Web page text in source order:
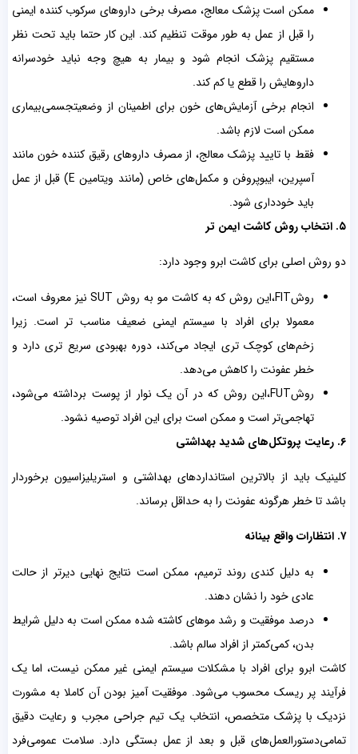
ممکن است پزشک معالج، مصرف برخی داروهای سرکوب کننده ایمنی
را قبل از عمل به طور موقت تنظیم کند. این کار حتما باید تحت نظر
مستقیم پزشک انجام شود و بیمار به هیچ وجه نباید خودسرانه
داروهایش را قطع یا کم کند.
انجام برخی آزمایش‌های خون برای اطمینان از وضعیتجسمی‌بیماری
ممکن است لازم باشد.
فقط با تایید پزشک معالج، از مصرف داروهای رقیق کننده خون مانند
آسپرین، ایبوپروفن و مکمل‌های خاص (مانند ویتامین E) قبل از عمل
باید خودداری شود.
۵. انتخاب روش کاشت ایمن تر
دو روش اصلی برای کاشت ابرو وجود دارد:
روشFIT،این روش که به کاشت مو به روش SUT نیز معروف است،
معمولا برای افراد با سیستم ایمنی ضعیف مناسب تر است. زیرا
زخم‌های کوچک تری ایجاد می‌کند، دوره بهبودی سریع تری دارد و
خطر عفونت را کاهش می‌دهد.
روشFUT،این روش که در آن یک نوار از پوست برداشته می‌شود،
تهاجمی‌تر است و ممکن است برای این افراد توصیه نشود.
۶. رعایت پروتکل‌های شدید بهداشتی
کلینیک باید از بالاترین استانداردهای بهداشتی و استریلیزاسیون برخوردار
باشد تا خطر هرگونه عفونت را به حداقل برساند.
۷. انتظارات واقع بینانه
به دلیل کندی روند ترمیم، ممکن است نتایج نهایی دیرتر از حالت
عادی خود را نشان دهند.
درصد موفقیت و رشد موهای کاشته شده ممکن است به دلیل شرایط
بدن، کمی‌کمتر از افراد سالم باشد.
کاشت ابرو برای افراد با مشکلات سیستم ایمنی غیر ممکن نیست، اما یک
فرآیند پر ریسک محسوب می‌شود. موفقیت آمیز بودن آن کاملا به مشورت
نزدیک با پزشک متخصص، انتخاب یک تیم جراحی مجرب و رعایت دقیق
تمامی‌دستورالعمل‌های قبل و بعد از عمل بستگی دارد. سلامت عمومی‌فرد